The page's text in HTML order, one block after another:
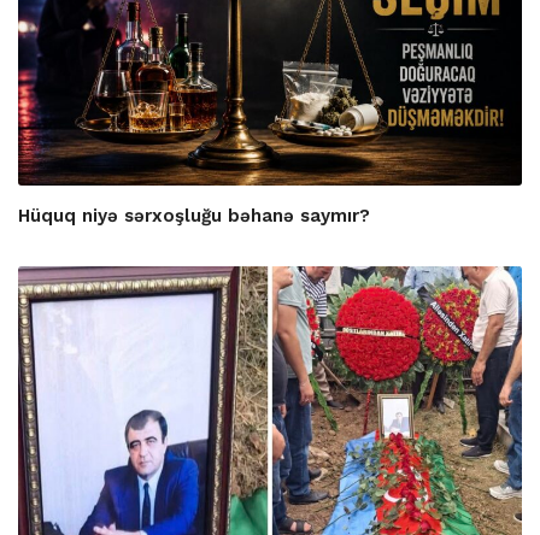
Hüquq niyə sərxoşluğu bəhanə saymır?